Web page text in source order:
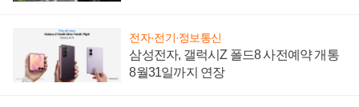
전자·전기·정보통신
삼성전자, 갤럭시Z 폴드8 사전예약 개통
8월31일까지 연장